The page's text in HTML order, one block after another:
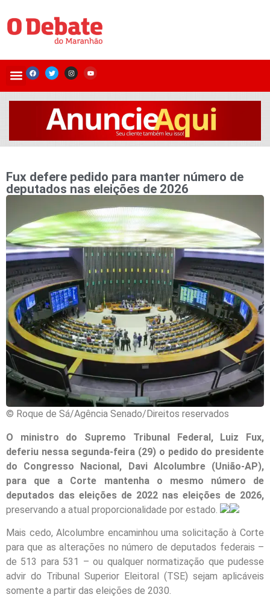
Fux defere pedido para manter número de
deputados nas eleições de 2026
© Roque de Sá/Agência Senado/Direitos reservados
O ministro do Supremo Tribunal Federal, Luiz Fux,
deferiu nessa segunda-feira (29) o pedido do presidente
do Congresso Nacional, Davi Alcolumbre (União-AP),
para que a Corte mantenha o mesmo número de
deputados das eleições de 2022 nas eleições de 2026,
preservando a atual proporcionalidade por estado.
Mais cedo, Alcolumbre encaminhou uma solicitação à Corte
para que as alterações no número de deputados federais –
de 513 para 531 – ou qualquer normatização que pudesse
advir do Tribunal Superior Eleitoral (TSE) sejam aplicáveis
somente a partir das eleições de 2030.